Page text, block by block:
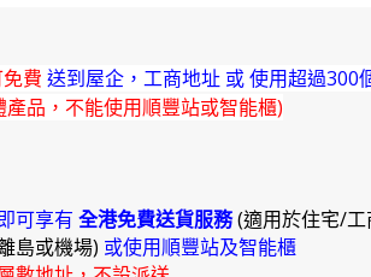
費 送到屋企，工商地址 或 使用超過300
品，不能使用順豐站或智能櫃)
可享有 全港免費送貨服務(適用於住宅/工
島或機場) 或使用順豐站及智能櫃